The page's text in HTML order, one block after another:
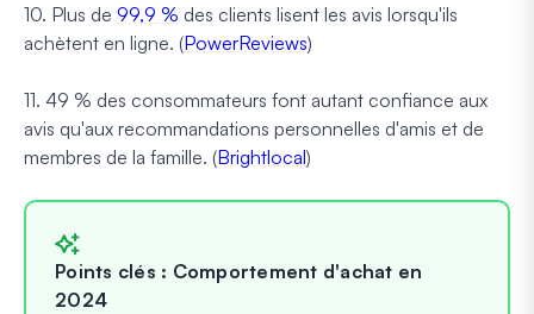
10. Plus de 99,9 % des clients lisent les avis lorsqu'ils
achètent en ligne. (PowerReviews)
11. 49 % des consommateurs font autant confiance aux
avis qu'aux recommandations personnelles d'amis et de
membres de la famille. (Brightlocal)
Points clés : Comportement d'achat en
2024